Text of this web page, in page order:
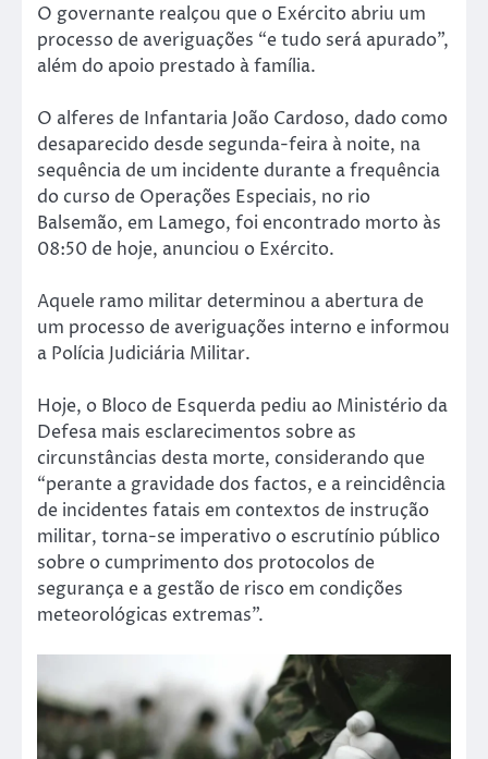
O governante realçou que o Exército abriu um
processo de averiguações “e tudo será apurado”,
além do apoio prestado à família.
O alferes de Infantaria João Cardoso, dado como
desaparecido desde segunda-feira à noite, na
sequência de um incidente durante a frequência
do curso de Operações Especiais, no rio
Balsemão, em Lamego, foi encontrado morto às
08:50 de hoje, anunciou o Exército.
Aquele ramo militar determinou a abertura de
um processo de averiguações interno e informou
a Polícia Judiciária Militar.
Hoje, o Bloco de Esquerda pediu ao Ministério da
Defesa mais esclarecimentos sobre as
circunstâncias desta morte, considerando que
“perante a gravidade dos factos, e a reincidência
de incidentes fatais em contextos de instrução
militar, torna-se imperativo o escrutínio público
sobre o cumprimento dos protocolos de
segurança e a gestão de risco em condições
meteorológicas extremas”.